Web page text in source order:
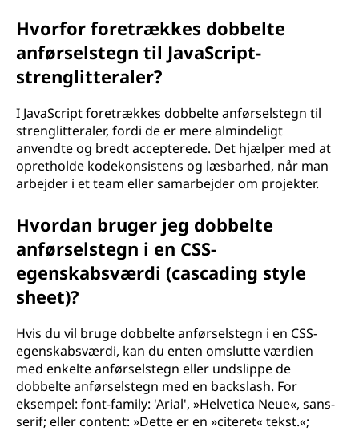
Hvorfor foretrækkes dobbelte
anførselstegn til JavaScript-
strenglitteraler?
I JavaScript foretrækkes dobbelte anførselstegn til
strenglitteraler, fordi de er mere almindeligt
anvendte og bredt accepterede. Det hjælper med at
opretholde kodekonsistens og læsbarhed, når man
arbejder i et team eller samarbejder om projekter.
Hvordan bruger jeg dobbelte
anførselstegn i en CSS-
egenskabsværdi (cascading style
sheet)?
Hvis du vil bruge dobbelte anførselstegn i en CSS-
egenskabsværdi, kan du enten omslutte værdien
med enkelte anførselstegn eller undslippe de
dobbelte anførselstegn med en backslash. For
eksempel: font-family: 'Arial', »Helvetica Neue«, sans-
serif; eller content: »Dette er en »citeret« tekst.«;